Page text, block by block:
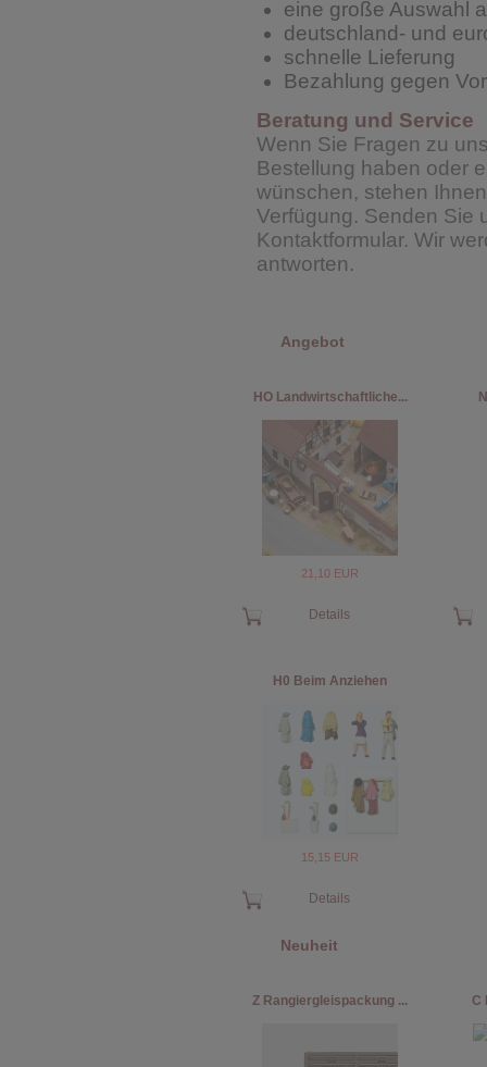
eine große Auswahl
deutschland- und
schnelle Lieferung
Bezahlung gegen
Beratung und Service
Wenn Sie Fragen zu
Bestellung haben oder
wünschen, stehen
Verfügung. Senden Sie
Kontaktformular. Wir
antworten.
Angebot
HO Landwirtschaftliche...
21,10 EUR
Details
H0 Beim Anziehen
15,15 EUR
Details
Neuheit
Z Rangiergleispackung ... C